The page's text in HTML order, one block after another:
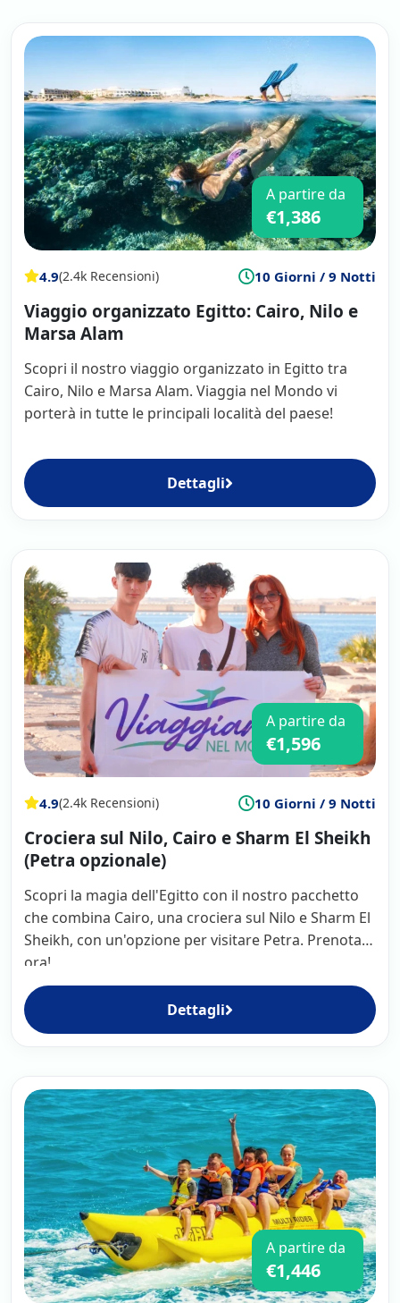
esperti. Grazie anche alle guide esperte, con
un livello di italiano ottimo e una profonda
conoscenza della civiltà egizia: Ussama al
Cairo e soprattutto Adel Alì Abdel Rohman
per la crociera sul Nilo e la passione che ha
saputo trasmetterci. Tutto perfetto, consiglio
caldamente. Graziella Bruna
A partire da
€1,386
4.9(2.4k Recensioni) 10 Giorni / 9 Notti
Viaggio organizzato Egitto: Cairo, Nilo e
Marsa Alam
Scopri il nostro viaggio organizzato in Egitto tra
Cairo, Nilo e Marsa Alam. Viaggia nel Mondo vi
porterà in tutte le principali località del paese!
Dettagli
A partire da
€1,596
4.9(2.4k Recensioni) 10 Giorni / 9 Notti
Crociera sul Nilo, Cairo e Sharm El Sheikh
(Petra opzionale)
Scopri la magia dell'Egitto con il nostro pacchetto
che combina Cairo, una crociera sul Nilo e Sharm El
Sheikh, con un'opzione per visitare Petra. Prenota
ora!
Dettagli
A partire da
€1,446